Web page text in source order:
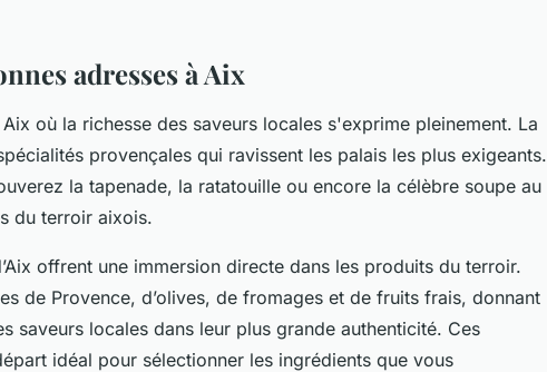
adresses à Aix
où la richesse des saveurs locales s'exprime pleinement. La
provençales qui ravissent les palais les plus exigeants.
la tapenade, la ratatouille ou encore la célèbre soupe au
du terroir aixois.
offrent une immersion directe dans les produits du terroir.
de Provence, d’olives, de fromages et de fruits frais, donnant
saveurs locales dans leur plus grande authenticité. Ces
idéal pour sélectionner les ingrédients que vous